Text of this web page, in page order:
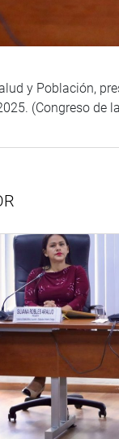
y Población,
(Congreso de